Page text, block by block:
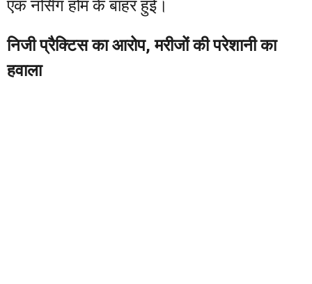
एक नर्सिंग होम के बाहर हुई।
निजी प्रैक्टिस का आरोप, मरीजों की परेशानी का
हवाला